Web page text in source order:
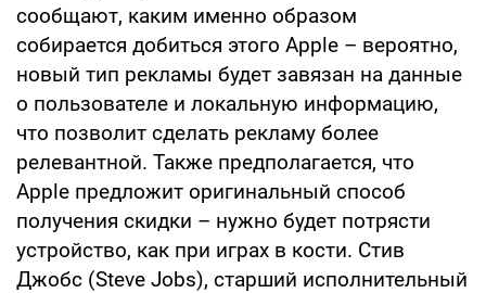
сообщают, каким именно образом
собирается добиться этого Apple – вероятно,
новый тип рекламы будет завязан на данные
о пользователе и локальную информацию,
что позволит сделать рекламу более
релевантной. Также предполагается, что
Apple предложит оригинальный способ
получения скидки – нужно будет потрясти
устройство, как при играх в кости. Стив
Джобс (Steve Jobs), старший исполнительный